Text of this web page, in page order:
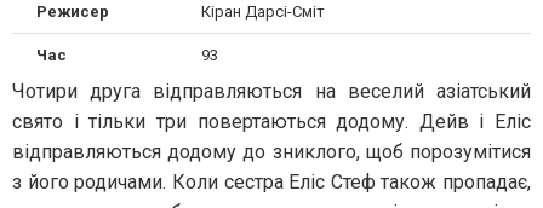
Режисер Кіран Дарсі-Сміт
Час 93
Чотири друга відправляються на веселий азіатський
свято і тільки три повертаються додому. Дейв і Еліс
відправляються додому до зниклого, щоб порозумітися
з його родичами. Коли сестра Еліс Стеф також пропадає,